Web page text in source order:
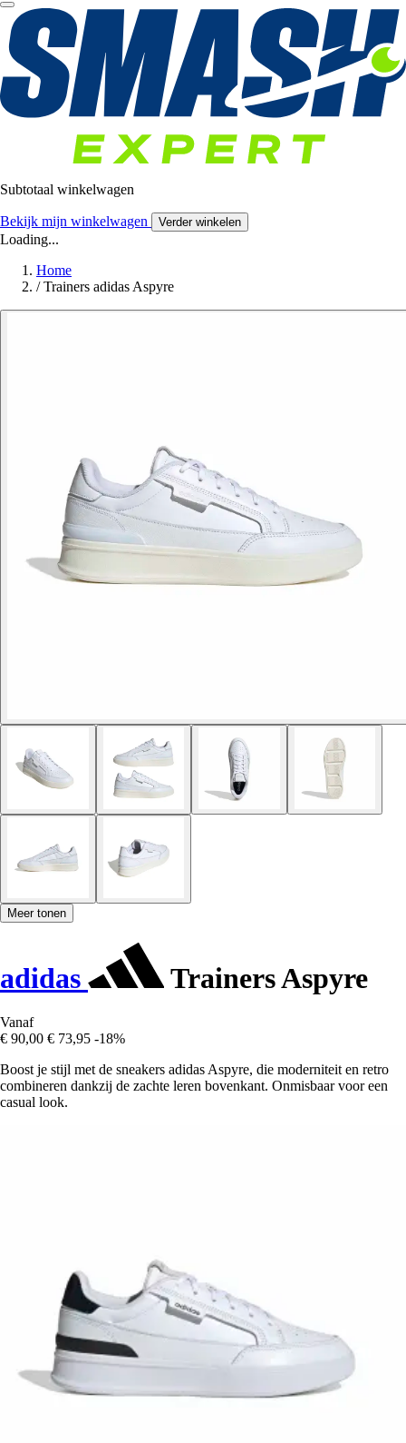
Subtotaal winkelwagen
Bekijk mijn winkelwagen Verder winkelen
Loading...
Home
/ Trainers adidas Aspyre
Meer tonen
adidas Trainers Aspyre
Vanaf
€ 90,00 € 73,95 -18%
Boost je stijl met de sneakers adidas Aspyre, die moderniteit en retro
combineren dankzij de zachte leren bovenkant. Onmisbaar voor een
casual look.